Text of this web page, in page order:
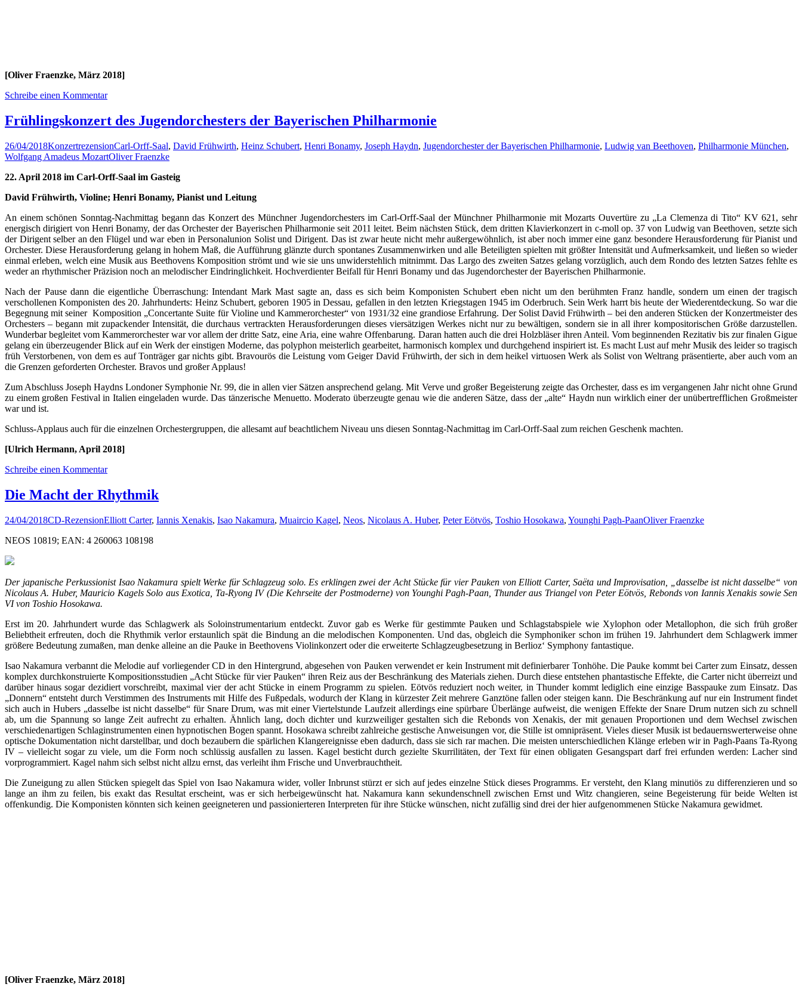
[Oliver Fraenzke, März 2018]
Schreibe einen Kommentar
Frühlingskonzert des Jugendorchesters der Bayerischen Philharmonie
26/04/2018KonzertrezensionCarl-Orff-Saal, David Frühwirth, Heinz Schubert, Henri Bonamy, Joseph Haydn, Jugendorchester der Bayerischen Philharmonie, Ludwig van Beethoven, Philharmonie München,
Wolfgang Amadeus MozartOliver Fraenzke
22. April 2018 im Carl-Orff-Saal im Gasteig
David Frühwirth, Violine; Henri Bonamy, Pianist und Leitung
An einem schönen Sonntag-Nachmittag begann das Konzert des Münchner Jugendorchesters im Carl-Orff-Saal der Münchner Philharmonie mit Mozarts Ouvertüre zu „La Clemenza di Tito“ KV 621, sehr
energisch dirigiert von Henri Bonamy, der das Orchester der Bayerischen Philharmonie seit 2011 leitet. Beim nächsten Stück, dem dritten Klavierkonzert in c-moll op. 37 von Ludwig van Beethoven, setzte sich
der Dirigent selber an den Flügel und war eben in Personalunion Solist und Dirigent. Das ist zwar heute nicht mehr außergewöhnlich, ist aber noch immer eine ganz besondere Herausforderung für Pianist und
Orchester. Diese Herausforderung gelang in hohem Maß, die Aufführung glänzte durch spontanes Zusammenwirken und alle Beteiligten spielten mit größter Intensität und Aufmerksamkeit, und ließen so wieder
einmal erleben, welch eine Musik aus Beethovens Komposition strömt und wie sie uns unwiderstehlich mitnimmt. Das Largo des zweiten Satzes gelang vorzüglich, auch dem Rondo des letzten Satzes fehlte es
weder an rhythmischer Präzision noch an melodischer Eindringlichkeit. Hochverdienter Beifall für Henri Bonamy und das Jugendorchester der Bayerischen Philharmonie.
Nach der Pause dann die eigentliche Überraschung: Intendant Mark Mast sagte an, dass es sich beim Komponisten Schubert eben nicht um den berühmten Franz handle, sondern um einen der tragisch
verschollenen Komponisten des 20. Jahrhunderts: Heinz Schubert, geboren 1905 in Dessau, gefallen in den letzten Kriegstagen 1945 im Oderbruch. Sein Werk harrt bis heute der Wiederentdeckung. So war die
Begegnung mit seiner Komposition „Concertante Suite für Violine und Kammerorchester“ von 1931/32 eine grandiose Erfahrung. Der Solist David Frühwirth – bei den anderen Stücken der Konzertmeister des
Orchesters – begann mit zupackender Intensität, die durchaus vertrackten Herausforderungen dieses viersätzigen Werkes nicht nur zu bewältigen, sondern sie in all ihrer kompositorischen Größe darzustellen.
Wunderbar begleitet vom Kammerorchester war vor allem der dritte Satz, eine Aria, eine wahre Offenbarung. Daran hatten auch die drei Holzbläser ihren Anteil. Vom beginnenden Rezitativ bis zur finalen Gigue
gelang ein überzeugender Blick auf ein Werk der einstigen Moderne, das polyphon meisterlich gearbeitet, harmonisch komplex und durchgehend inspiriert ist. Es macht Lust auf mehr Musik des leider so tragisch
früh Verstorbenen, von dem es auf Tonträger gar nichts gibt. Bravourös die Leistung vom Geiger David Frühwirth, der sich in dem heikel virtuosen Werk als Solist von Weltrang präsentierte, aber auch vom an
die Grenzen geforderten Orchester. Bravos und großer Applaus!
Zum Abschluss Joseph Haydns Londoner Symphonie Nr. 99, die in allen vier Sätzen ansprechend gelang. Mit Verve und großer Begeisterung zeigte das Orchester, dass es im vergangenen Jahr nicht ohne Grund
zu einem großen Festival in Italien eingeladen wurde. Das tänzerische Menuetto. Moderato überzeugte genau wie die anderen Sätze, dass der „alte“ Haydn nun wirklich einer der unübertrefflichen Großmeister
war und ist.
Schluss-Applaus auch für die einzelnen Orchestergruppen, die allesamt auf beachtlichem Niveau uns diesen Sonntag-Nachmittag im Carl-Orff-Saal zum reichen Geschenk machten.
[Ulrich Hermann, April 2018]
Schreibe einen Kommentar
Die Macht der Rhythmik
24/04/2018CD-RezensionElliott Carter, Iannis Xenakis, Isao Nakamura, Muaircio Kagel, Neos, Nicolaus A. Huber, Peter Eötvös, Toshio Hosokawa, Younghi Pagh-PaanOliver Fraenzke
NEOS 10819; EAN: 4 260063 108198
Der japanische Perkussionist Isao Nakamura spielt Werke für Schlagzeug solo. Es erklingen zwei der Acht Stücke für vier Pauken von Elliott Carter, Saëta und Improvisation, „dasselbe ist nicht dasselbe“ von
Nicolaus A. Huber, Mauricio Kagels Solo aus Exotica, Ta-Ryong IV (Die Kehrseite der Postmoderne) von Younghi Pagh-Paan, Thunder aus Triangel von Peter Eötvös, Rebonds von Iannis Xenakis sowie Sen
VI von Toshio Hosokawa.
Erst im 20. Jahrhundert wurde das Schlagwerk als Soloinstrumentarium entdeckt. Zuvor gab es Werke für gestimmte Pauken und Schlagstabspiele wie Xylophon oder Metallophon, die sich früh großer
Beliebtheit erfreuten, doch die Rhythmik verlor erstaunlich spät die Bindung an die melodischen Komponenten. Und das, obgleich die Symphoniker schon im frühen 19. Jahrhundert dem Schlagwerk immer
größere Bedeutung zumaßen, man denke alleine an die Pauke in Beethovens Violinkonzert oder die erweiterte Schlagzeugbesetzung in Berlioz‘ Symphony fantastique.
Isao Nakamura verbannt die Melodie auf vorliegender CD in den Hintergrund, abgesehen von Pauken verwendet er kein Instrument mit definierbarer Tonhöhe. Die Pauke kommt bei Carter zum Einsatz, dessen
komplex durchkonstruierte Kompositionsstudien „Acht Stücke für vier Pauken“ ihren Reiz aus der Beschränkung des Materials ziehen. Durch diese entstehen phantastische Effekte, die Carter nicht überreizt und
darüber hinaus sogar dezidiert vorschreibt, maximal vier der acht Stücke in einem Programm zu spielen. Eötvös reduziert noch weiter, in Thunder kommt lediglich eine einzige Basspauke zum Einsatz. Das
„Donnern“ entsteht durch Verstimmen des Instruments mit Hilfe des Fußpedals, wodurch der Klang in kürzester Zeit mehrere Ganztöne fallen oder steigen kann. Die Beschränkung auf nur ein Instrument findet
sich auch in Hubers „dasselbe ist nicht dasselbe“ für Snare Drum, was mit einer Viertelstunde Laufzeit allerdings eine spürbare Überlänge aufweist, die wenigen Effekte der Snare Drum nutzen sich zu schnell
ab, um die Spannung so lange Zeit aufrecht zu erhalten. Ähnlich lang, doch dichter und kurzweiliger gestalten sich die Rebonds von Xenakis, der mit genauen Proportionen und dem Wechsel zwischen
verschiedenartigen Schlaginstrumenten einen hypnotischen Bogen spannt. Hosokawa schreibt zahlreiche gestische Anweisungen vor, die Stille ist omnipräsent. Vieles dieser Musik ist bedauernswerterweise ohne
optische Dokumentation nicht darstellbar, und doch bezaubern die spärlichen Klangereignisse eben dadurch, dass sie sich rar machen. Die meisten unterschiedlichen Klänge erleben wir in Pagh-Paans Ta-Ryong
IV – vielleicht sogar zu viele, um die Form noch schlüssig ausfallen zu lassen. Kagel besticht durch gezielte Skurrilitäten, der Text für einen obligaten Gesangspart darf frei erfunden werden: Lacher sind
vorprogrammiert. Kagel nahm sich selbst nicht allzu ernst, das verleiht ihm Frische und Unverbrauchtheit.
Die Zuneigung zu allen Stücken spiegelt das Spiel von Isao Nakamura wider, voller Inbrunst stürzt er sich auf jedes einzelne Stück dieses Programms. Er versteht, den Klang minutiös zu differenzieren und so
lange an ihm zu feilen, bis exakt das Resultat erscheint, was er sich herbeigewünscht hat. Nakamura kann sekundenschnell zwischen Ernst und Witz changieren, seine Begeisterung für beide Welten ist
offenkundig. Die Komponisten könnten sich keinen geeigneteren und passionierteren Interpreten für ihre Stücke wünschen, nicht zufällig sind drei der hier aufgenommenen Stücke Nakamura gewidmet.
[Oliver Fraenzke, März 2018]